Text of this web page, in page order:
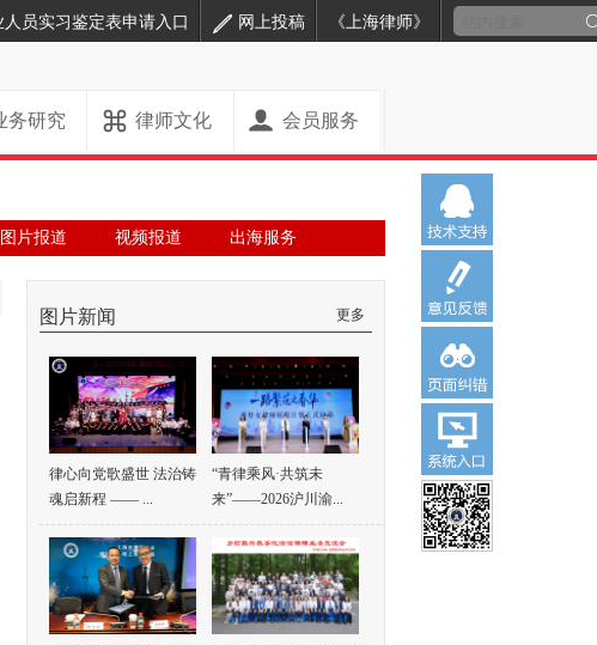
人员实习鉴定表申请入口 网上投稿 《上海律师》
务研究 律师文化 会员服务
图片报道 视频报道 出海服务
图片新闻 更多
律心向党歌盛世 法治铸
魂启新程 —— ...
“青律乘风·共筑未
来”——2026沪川渝...